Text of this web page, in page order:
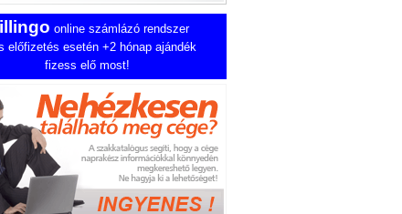
online számlázó rendszer
előfizetés esetén +2 hónap ajándék
fizess elő most!